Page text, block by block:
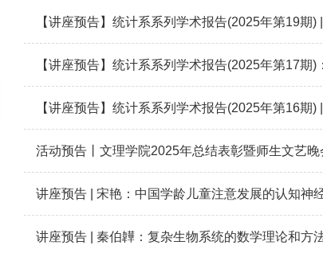
【讲座预告】统计系系列学术报告(2025年第19期)
【讲座预告】统计系系列学术报告(2025年第17期)
【讲座预告】统计系系列学术报告(2025年第16期)
活动预告丨文理学院2025年总结表彰暨师生文艺
讲座预告 | 宋艳：中国学龄儿童注意发展的认知神
讲座预告 | 秦伯韡：复杂生物系统的数学理论和方